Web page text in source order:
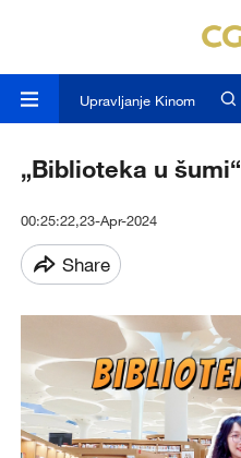
Upravljanje Kinom
„Biblioteka u šumi“
00:25:22,23-Apr-2024
Share